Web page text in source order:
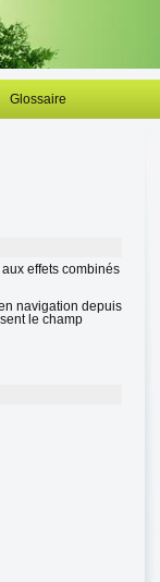
Glossaire
effets combinés
navigation depuis
le champ